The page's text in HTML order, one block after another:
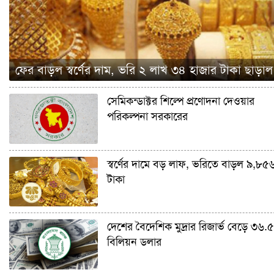
ফের বাড়ল স্বর্ণের দাম, ভরি ২ লাখ ৩৪ হাজার টাকা ছাড়াল
সেমিকন্ডাক্টর শিল্পে প্রণোদনা দেওয়ার
পরিকল্পনা সরকারের
স্বর্ণের দামে বড় লাফ, ভরিতে বাড়ল
টাকা
দেশের বৈদেশিক মুদ্রার রিজার্ভ বেড়ে
বিলিয়ন ডলার